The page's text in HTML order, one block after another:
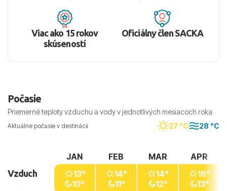
Viac ako 15 rokov
skúseností
Oficiálny člen SACKA
Počasie
Priemerné teploty vzduchu a vody v jednotlivých mesiacoch roka
Aktuálne počasie v destinácii 27 °C 28 °C
Vzduch
JAN
13°
10°
FEB
14°
11°
MAR
14°
12°
APR
16°
13°